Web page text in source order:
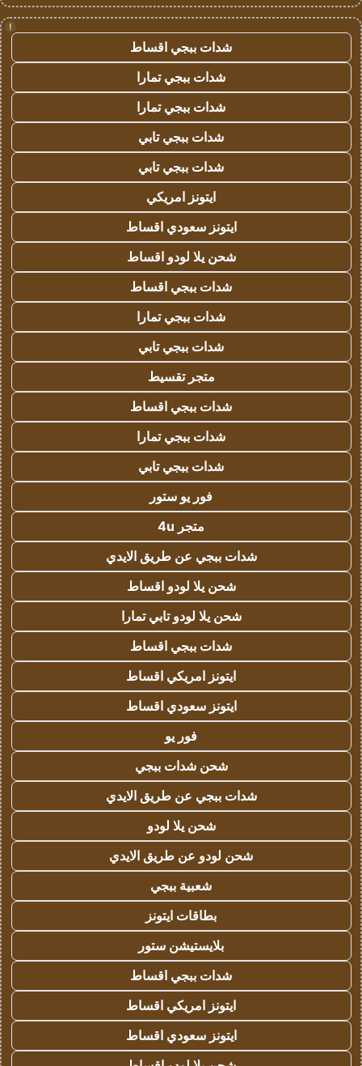
!
شدات ببجي اقساط
شدات ببجي تمارا
شدات ببجي تمارا
شدات ببجي تابي
شدات ببجي تابي
ايتونز امريكي
ايتونز سعودي اقساط
شحن يلا لودو اقساط
شدات ببجي اقساط
شدات ببجي تمارا
شدات ببجي تابي
متجر تقسيط
شدات ببجي اقساط
شدات ببجي تمارا
شدات ببجي تابي
فور يو ستور
متجر 4u
شدات ببجي عن طريق الايدي
شحن يلا لودو اقساط
شحن يلا لودو تابي تمارا
شدات ببجي اقساط
ايتونز امريكي اقساط
ايتونز سعودي اقساط
فور يو
شحن شدات ببجي
شدات ببجي عن طريق الايدي
شحن يلا لودو
شحن لودو عن طريق الايدي
شعبية ببجي
بطاقات ايتونز
بلايستيشن ستور
شدات ببجي اقساط
ايتونز امريكي اقساط
ايتونز سعودي اقساط